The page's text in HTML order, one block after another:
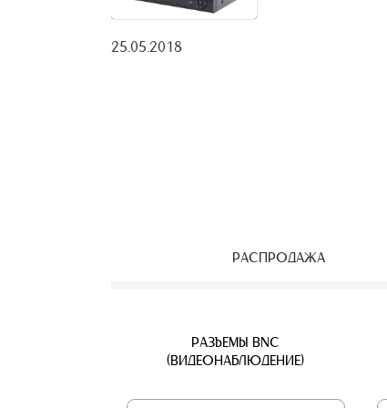
25.05.2018
РАСПРОДАЖА
УЛИЧНЫЕ IP КАМЕРЫ
РАЗЪЕМЫ BNC
(ВИДЕОНАБЛЮДЕНИЕ)
КАБЕЛЬ ВИТАЯ ПАРА